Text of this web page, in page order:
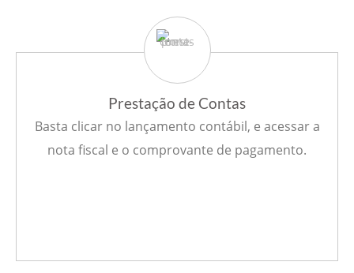
Prestação de Contas
Basta clicar no lançamento contábil, e acessar a
nota fiscal e o comprovante de pagamento.